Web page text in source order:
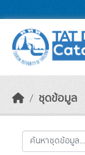
ชุดข้อมูล